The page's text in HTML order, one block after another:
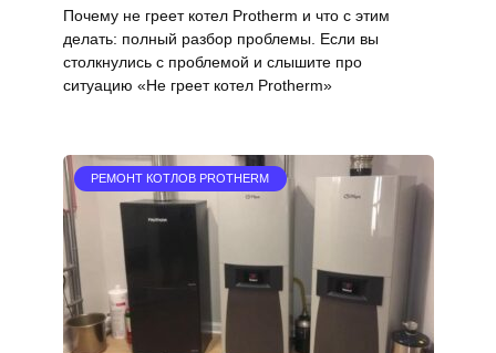
Почему не греет котел Protherm и что с этим
делать: полный разбор проблемы. Если вы
столкнулись с проблемой и слышите про
ситуацию «Не греет котел Protherm»
РЕМОНТ КОТЛОВ PROTHERM